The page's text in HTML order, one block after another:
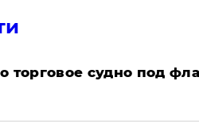
торговое судно под